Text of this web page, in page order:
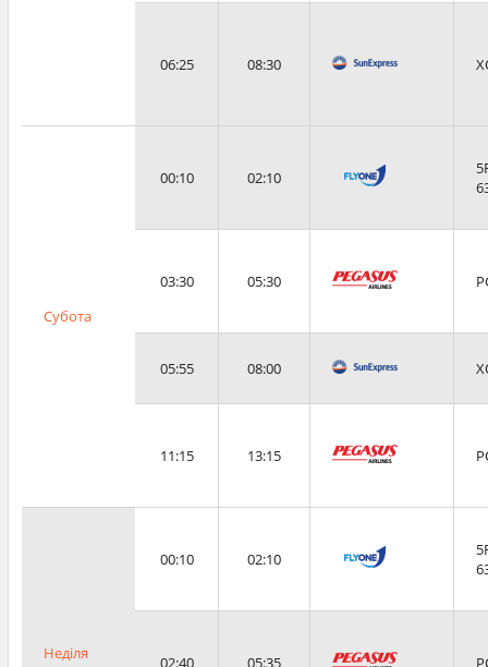
06:25 08:30
Субота
00:10 02:10
03:30 05:30
05:55 08:00
11:15 13:15
Неділя
00:10 02:10
02:40 05:35